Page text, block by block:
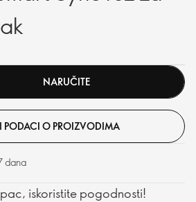
NARUČITE
PODACI O PROIZVODIMA
dana
iskoristite pogodnosti!